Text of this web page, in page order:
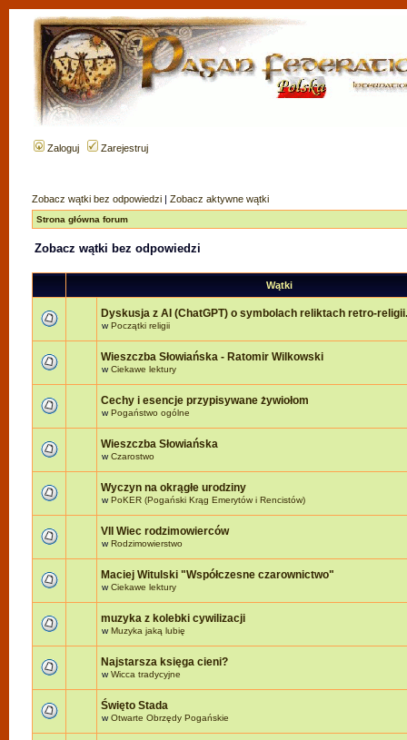
Zaloguj Zarejestruj
Zobacz wątki bez odpowiedzi | Zobacz aktywne wątki
Strona główna forum
Zobacz wątki bez odpowiedzi
Wątki
Dyskusja z AI (ChatGPT) o symbolach reliktach retro-religii.
wPoczątki religii
Wieszczba Słowiańska - Ratomir Wilkowski
wCiekawe lektury
Cechy i esencje przypisywane żywiołom
wPogaństwo ogólne
Wieszczba Słowiańska
wCzarostwo
Wyczyn na okrągłe urodziny
wPoKER (Pogański Krąg Emerytów i Rencistów)
VII Wiec rodzimowierców
wRodzimowierstwo
Maciej Witulski "Współczesne czarownictwo"
wCiekawe lektury
muzyka z kolebki cywilizacji
wMuzyka jaką lubię
Najstarsza księga cieni?
wWicca tradycyjne
Święto Stada
wOtwarte Obrzędy Pogańskie